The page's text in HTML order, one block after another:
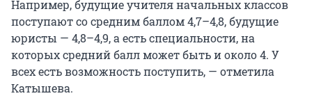
Например, будущие учителя начальных классов
поступают со средним баллом 4,7–4,8, будущие
юристы — 4,8–4,9, а есть специальности, на
которых средний балл может быть и около 4. У
всех есть возможность поступить, — отметила
Катышева.